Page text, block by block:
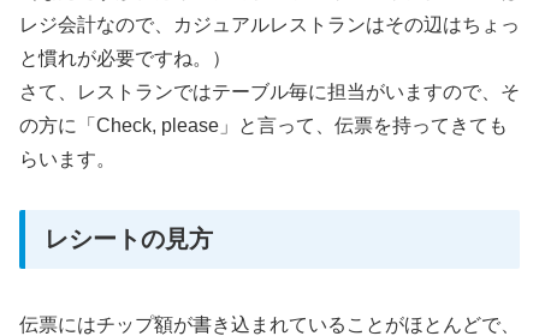
レジ会計なので、カジュアルレストランはその辺はちょっ
と慣れが必要ですね。）
さて、レストランではテーブル毎に担当がいますので、そ
の方に「Check, please」と言って、伝票を持ってきても
らいます。
レシートの見方
伝票にはチップ額が書き込まれていることがほとんどで、